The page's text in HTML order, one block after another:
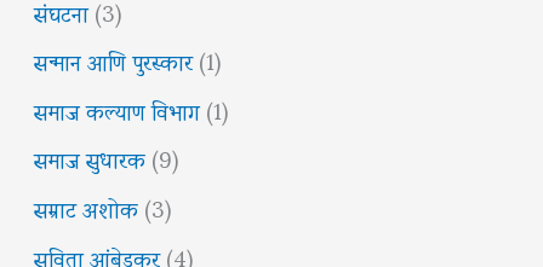
सन्मान आणि पुरस्कार(1)
समाज कल्याण विभाग(1)
समाज सुधारक(9)
सम्राट अशोक(3)